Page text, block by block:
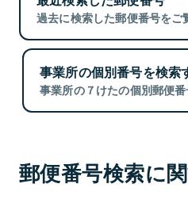
過去に検索した郵便番号をご
事業所の個別番号を検索
事業所の７けたの個別郵便番
郵便番号検索に